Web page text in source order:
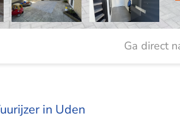
Ga direct
in Uden